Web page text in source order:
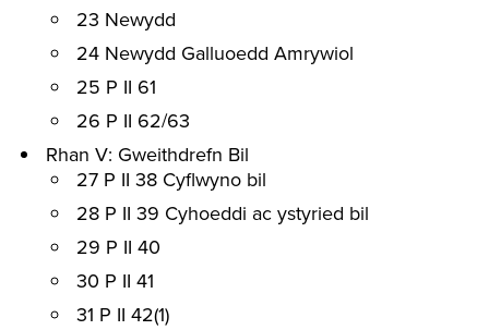
23 Newydd
24 Newydd Galluoedd Amrywiol
25 P II 61
26 P II 62/63
Rhan V: Gweithdrefn Bil
27 P II 38 Cyflwyno bil
28 P II 39 Cyhoeddi ac ystyried bil
29 P II 40
30 P II 41
31 P II 42(1)